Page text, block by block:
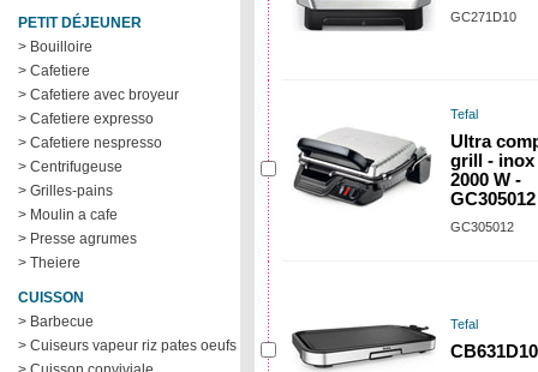
PETIT DÉJEUNER
> Bouilloire
> Cafetiere
> Cafetiere avec broyeur
> Cafetiere expresso
> Cafetiere nespresso
> Centrifugeuse
> Grilles-pains
> Moulin a cafe
> Presse agrumes
> Theiere
CUISSON
> Barbecue
> Cuiseurs vapeur riz pates oeufs
GC271D10
Tefal
Ultra
grill - inox
2000 W -
GC305012
GC305012
Tefal
CB631D10